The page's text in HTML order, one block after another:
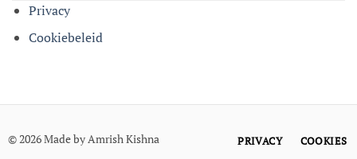
Privacy
Cookiebeleid
© 2026 Made by Amrish Kishna PRIVACY COOKIES